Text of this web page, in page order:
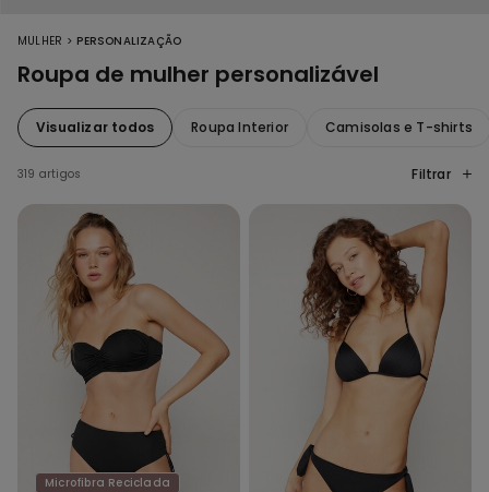
MULHER > PERSONALIZAÇÃO
Roupa de mulher personalizável
Visualizar todos Roupa Interior Camisolas e T-shirts
319 artigos Filtrar
Microfibra Reciclada